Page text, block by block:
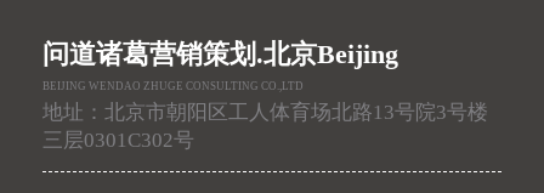
问道诸葛营销策划.北京Beijing
BEIJING WENDAO ZHUGE CONSULTING CO.,LTD
地址：北京市朝阳区工人体育场北路13号院3号楼
三层0301C302号